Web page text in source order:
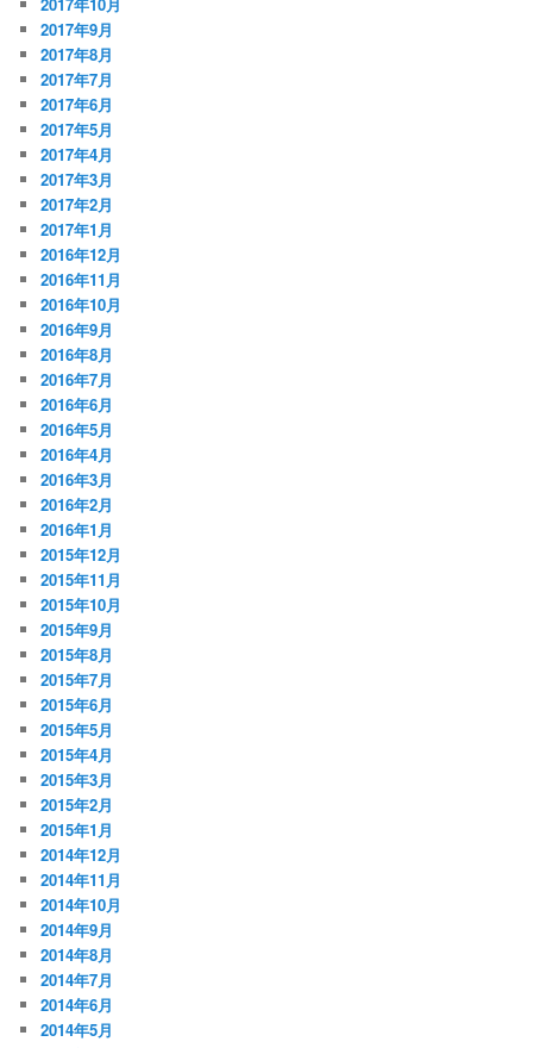
2017年9月
2017年8月
2017年7月
2017年6月
2017年5月
2017年4月
2017年3月
2017年2月
2017年1月
2016年12月
2016年11月
2016年10月
2016年9月
2016年8月
2016年7月
2016年6月
2016年5月
2016年4月
2016年3月
2016年2月
2016年1月
2015年12月
2015年11月
2015年10月
2015年9月
2015年8月
2015年7月
2015年6月
2015年5月
2015年4月
2015年3月
2015年2月
2015年1月
2014年12月
2014年11月
2014年10月
2014年9月
2014年8月
2014年7月
2014年6月
2014年5月